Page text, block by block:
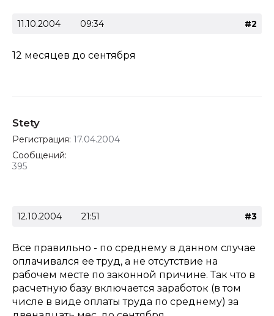
11.10.2004 09:34 #2
12 месяцев до сентября
Stety
Регистрация: 17.04.2004
Сообщений:
395
12.10.2004 21:51 #3
Все правильно - по среднему в данном случае
оплачивался ее труд, а не отсутствие на
рабочем месте по законной причине. Так что в
расчетную базу включается заработок (в том
числе в виде оплаты труда по среднему) за